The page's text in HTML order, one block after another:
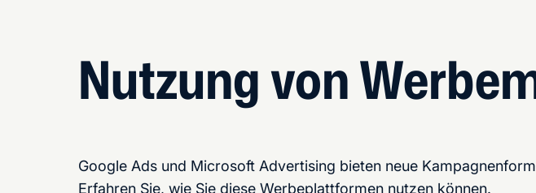
Nutzung von
Google Ads und Microsoft Advertising bieten neue
Erfahren Sie, wie Sie diese Werbeplattformen nutzen können.